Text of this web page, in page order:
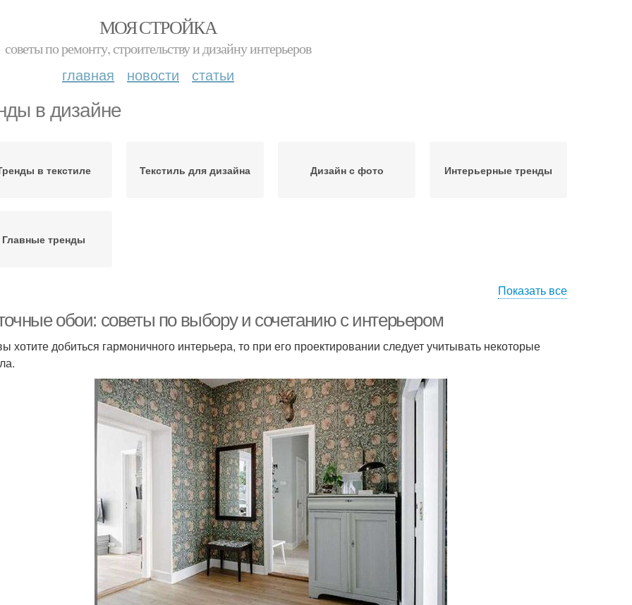
МОЯ СТРОЙКА
советы по ремонту, строительству и дизайну интерьеров
главная новости статьи
в дизайне
в текстиле Текстиль для дизайна Дизайн с фото Интерьерные тренды
Главные тренды
Показать все
обои: советы по выбору и сочетанию с интерьером
хотите добиться гармоничного интерьера, то при его проектировании следует учитывать некоторые